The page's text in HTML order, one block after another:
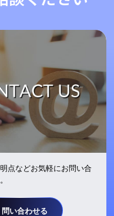
点などお気軽にお問い合
問い合わせる